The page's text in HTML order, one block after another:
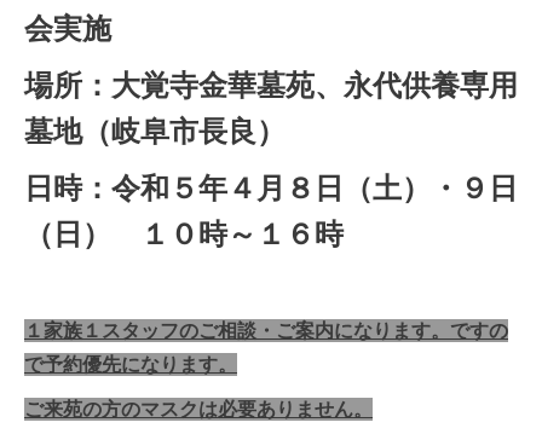
会実施
場所：大覚寺金華墓苑、永代供養専用
墓地（岐阜市長良）
日時：令和５年４ 月８日（土）・９日
（日） １０時～１６時
１家族１スタッフのご相談・ご案内になります。ですの
で予約優先になります。
ご来苑の方のマスクは必要ありません。